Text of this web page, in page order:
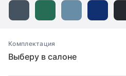
Выберу в салоне
Комплектация